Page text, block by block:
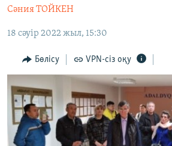
Skip
to
ӘЛЕМ
АРНАЙЫ ЖОБАЛАР
Русский
ЖАЗЫЛЫҢЫЗ
Сәния ТОЙКЕН
18 сәуір 2022 жыл, 15:30
Бөлісу VPN-сіз оқу